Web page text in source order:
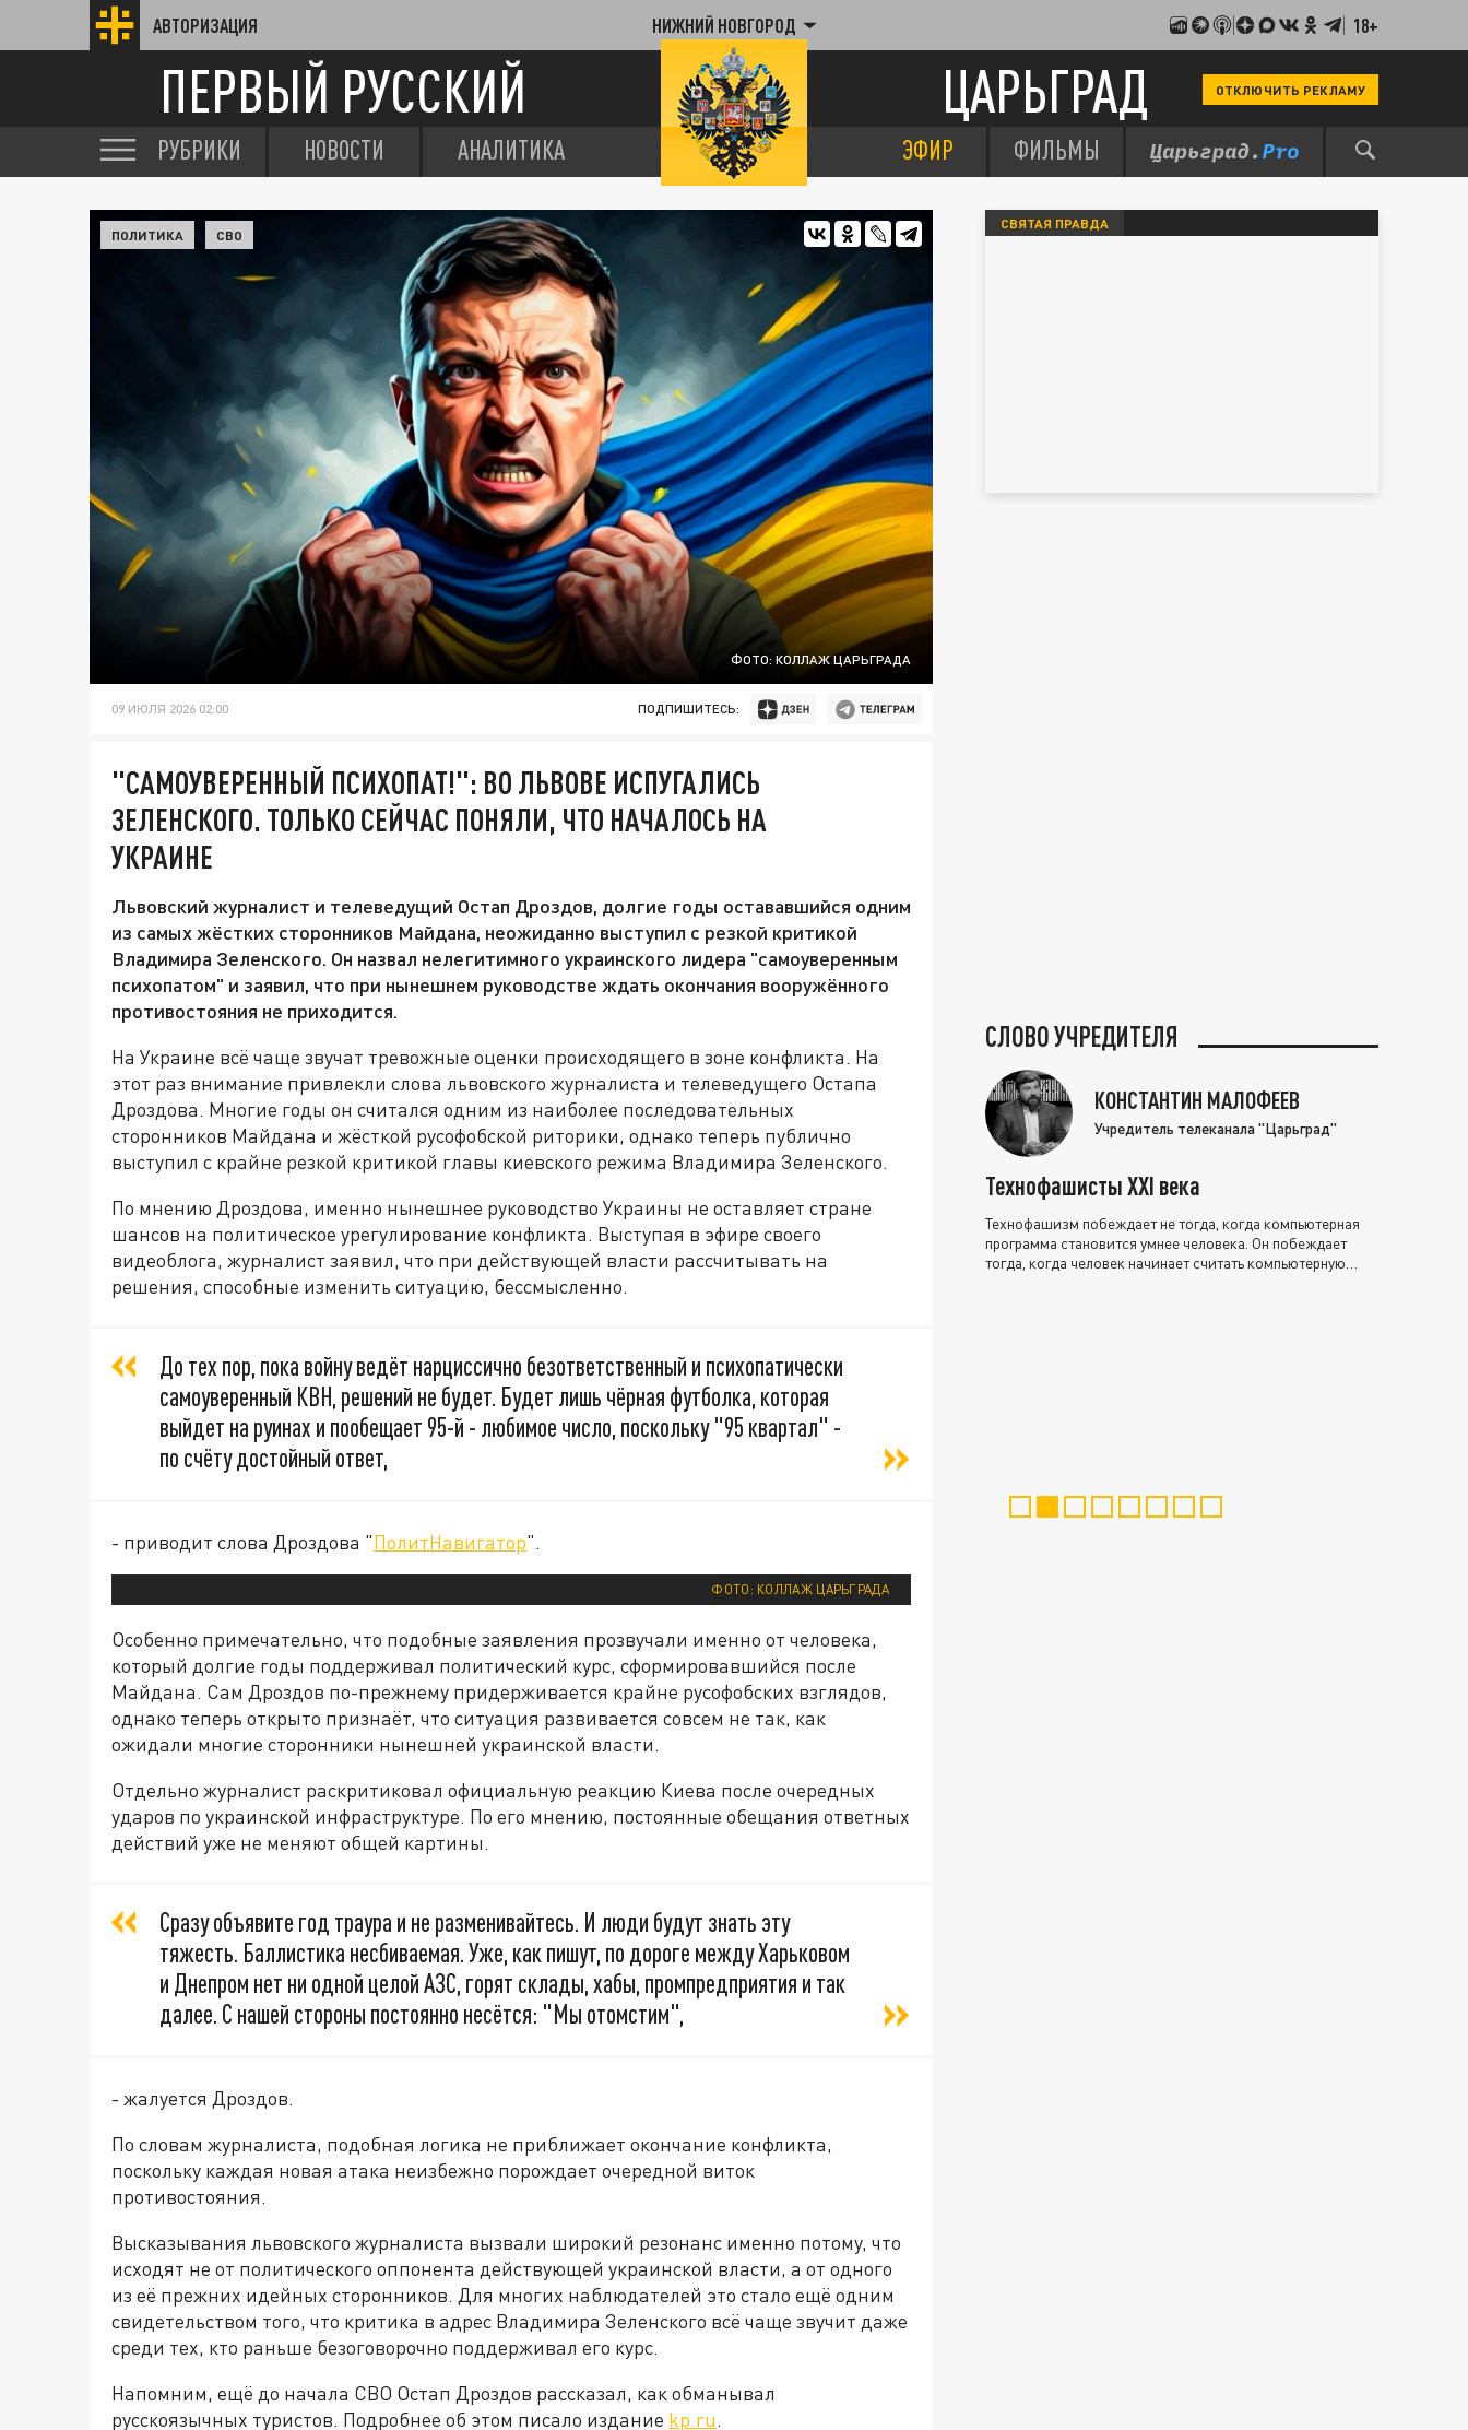
АВТОРИЗАЦИЯ НИЖНИЙ НОВГОРОД 18+
ПЕРВЫЙ РУССКИЙ ЦАРЬГРАД ОТКЛЮЧИТЬ РЕКЛАМУ
РУБРИКИ НОВОСТИ АНАЛИТИКА ЭФИР ФИЛЬМЫ
ФОТО: КОЛЛАЖ ЦАРЬГРАДА
ПОЛИТИКА СВО
09 ИЮЛЯ 2026 02:00 ПОДПИШИТЕСЬ:
"САМОУВЕРЕННЫЙ ПСИХОПАТ!": ВО ЛЬВОВЕ ИСПУГАЛИСЬ
ЗЕЛЕНСКОГО. ТОЛЬКО СЕЙЧАС ПОНЯЛИ, ЧТО НАЧАЛОСЬ НА
УКРАИНЕ
Львовский журналист и телеведущий Остап Дроздов, долгие годы остававшийся одним
из самых жёстких сторонников Майдана, неожиданно выступил с резкой критикой
Владимира Зеленского. Он назвал нелегитимного украинского лидера "самоуверенным
психопатом" и заявил, что при нынешнем руководстве ждать окончания вооружённого
противостояния не приходится.
На Украине всё чаще звучат тревожные оценки происходящего в зоне конфликта. На
этот раз внимание привлекли слова львовского журналиста и телеведущего Остапа
Дроздова. Многие годы он считался одним из наиболее последовательных
сторонников Майдана и жёсткой русофобской риторики, однако теперь публично
выступил с крайне резкой критикой главы киевского режима Владимира Зеленского.
По мнению Дроздова, именно нынешнее руководство Украины не оставляет стране
шансов на политическое урегулирование конфликта. Выступая в эфире своего
видеоблога, журналист заявил, что при действующей власти рассчитывать на
решения, способные изменить ситуацию, бессмысленно.
До тех пор, пока войну ведёт нарциссично безответственный и психопатически
самоуверенный КВН, решений не будет. Будет лишь чёрная футболка, которая
выйдет на руинах и пообещает 95-й - любимое число, поскольку "95 квартал" -
по счёту достойный ответ,
- приводит слова Дроздова "ПолитНавигатор".
ФОТО: КОЛЛАЖ ЦАРЬГРАДА
Особенно примечательно, что подобные заявления прозвучали именно от человека,
который долгие годы поддерживал политический курс, сформировавшийся после
Майдана. Сам Дроздов по-прежнему придерживается крайне русофобских взглядов,
однако теперь открыто признаёт, что ситуация развивается совсем не так, как
ожидали многие сторонники нынешней украинской власти.
Отдельно журналист раскритиковал официальную реакцию Киева после очередных
ударов по украинской инфраструктуре. По его мнению, постоянные обещания ответных
действий уже не меняют общей картины.
Сразу объявите год траура и не разменивайтесь. И люди будут знать эту
тяжесть. Баллистика несбиваемая. Уже, как пишут, по дороге между Харьковом
и Днепром нет ни одной целой АЗС, горят склады, хабы, промпредприятия и так
далее. С нашей стороны постоянно несётся: "Мы отомстим",
- жалуется Дроздов.
По словам журналиста, подобная логика не приближает окончание конфликта,
поскольку каждая новая атака неизбежно порождает очередной виток
противостояния.
Высказывания львовского журналиста вызвали широкий резонанс именно потому, что
исходят не от политического оппонента действующей украинской власти, а от одного
из её прежних идейных сторонников. Для многих наблюдателей это стало ещё одним
свидетельством того, что критика в адрес Владимира Зеленского всё чаще звучит даже
среди тех, кто раньше безоговорочно поддерживал его курс.
Напомним, ещё до начала СВО Остап Дроздов рассказал, как обманывал
русскоязычных туристов. Подробнее об этом писало издание kp.ru.
СВЯТАЯ ПРАВДА
СЛОВО УЧРЕДИТЕЛЯ
КОНСТАНТИН МАЛОФЕЕВ
Учредитель телеканала "Царьград"
Технофашисты XXI века
Технофашизм побеждает не тогда, когда компьютерная
программа становится умнее человека. Он побеждает
тогда, когда человек начинает считать компьютерную